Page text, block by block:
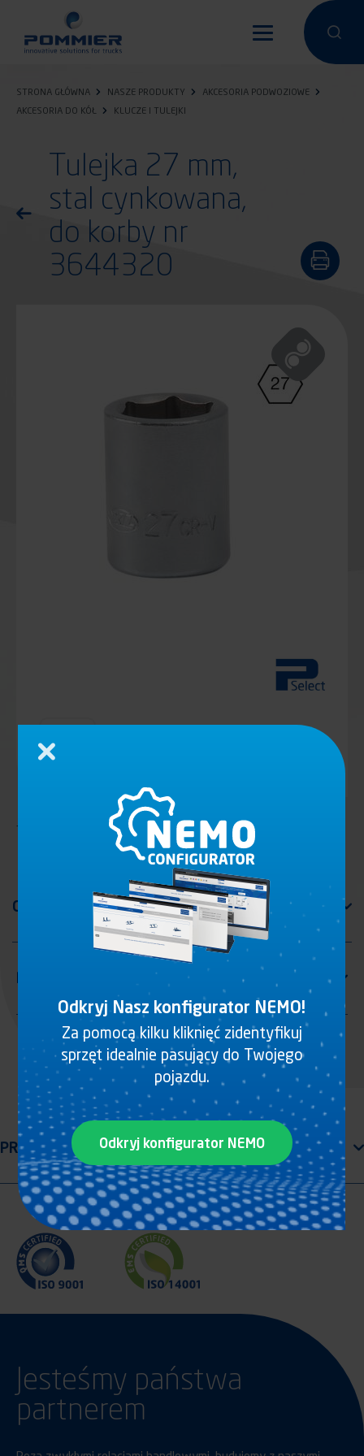
treści
STRONA GŁÓWNA NASZE PRODUKTY
AKCESORIA PODWOZIOWE
AKCESORIA DO KÓŁ
KLUCZE I TULEJKI
Powróć do listy produktów
Tulejka 27 mm,
stal cynkowana,
do korby nr
3644320
Tulejka 27 mm, stal cynkowana, do korby nr. 3644320
Jesteśmy państwa
partnerem
Odkryj Nasz konfigurator NEMO!
Za pomocą kilku kliknięć zidentyfikuj
sprzęt idealnie pasujący do Twojego
pojazdu.
Odkryj konfigurator NEMO